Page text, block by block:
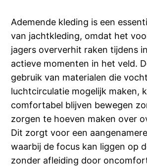
Ademende kleding is een
van jachtkleding, omdat het
jagers oververhit raken tijdens
actieve momenten in het veld.
gebruik van materialen die
luchtcirculatie mogelijk maken,
comfortabel blijven bewegen
zorgen te hoeven maken over
Dit zorgt voor een
waarbij de focus kan liggen op
zonder afleiding door